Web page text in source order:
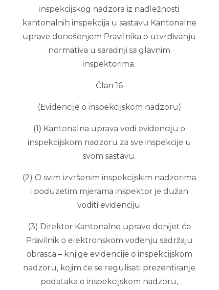
inspekcijskog nadzora iz nadležnosti
kantonalnih inspekcija u sastavu Kantonalne
uprave donošenjem Pravilnika o utvrđivanju
normativa u saradnji sa glavnim
inspektorima.
Član 16
(Evidencije o inspekcijskom nadzoru)
(1) Kantonalna uprava vodi evidenciju o
inspekcijskom nadzoru za sve inspekcije u
svom sastavu.
(2) O svim izvršenim inspekcijskim nadzorima
i poduzetim mjerama inspektor je dužan
voditi evidenciju.
(3) Direktor Kantonalne uprave donijet će
Pravilnik o elektronskom vođenju sadržaju
obrasca – knjige evidencije o inspekcijskom
nadzoru, kojim će se regulisati prezentiranje
podataka o inspekcijskom nadzoru,